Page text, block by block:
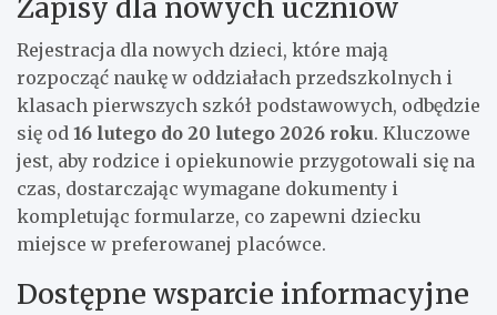
Zapisy dla nowych uczniów
Rejestracja dla nowych dzieci, które mają
rozpocząć naukę w oddziałach przedszkolnych i
klasach pierwszych szkół podstawowych, odbędzie
się od 16 lutego do 20 lutego 2026 roku. Kluczowe
jest, aby rodzice i opiekunowie przygotowali się na
czas, dostarczając wymagane dokumenty i
kompletując formularze, co zapewni dziecku
miejsce w preferowanej placówce.
Dostępne wsparcie informacyjne